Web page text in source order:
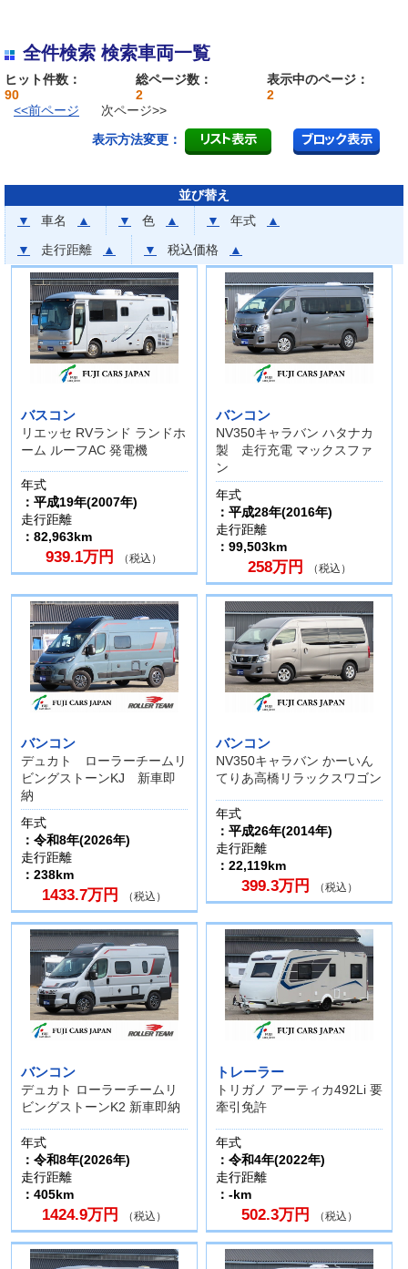
全件検索 検索車両一覧
ヒット件数：
90
総ページ数：
2
表示中のページ：
2
<<前ページ
次ページ>>
表示方法変更：
並び替え
▼
車名 ▲ ▼ 色 ▲ ▼ 年式
▲
▼
走行距離 ▲ ▼ 税込価格 ▲
バスコン
リエッセ RVランド ランドホ
ーム ルーフAC 発電機
年式
：平成19年(2007年)
走行距離
：82,963km
939.1万円 （税込）
バンコン
NV350キャラバン ハタナカ
製 走行充電 マックスファ
ン
年式
：平成28年(2016年)
走行距離
：99,503km
258万円 （税込）
バンコン
デュカト ローラーチームリ
ビングストーンKJ 新車即
納
年式
：令和8年(2026年)
走行距離
：238km
1433.7万円 （税込）
バンコン
NV350キャラバン かーいん
てりあ高橋リラックスワゴン
年式
：平成26年(2014年)
走行距離
：22,119km
399.3万円 （税込）
バンコン
デュカト ローラーチームリ
ビングストーンK2 新車即納
年式
：令和8年(2026年)
走行距離
：405km
1424.9万円 （税込）
トレーラー
トリガノ アーティカ492Li 要
牽引免許
年式
：令和4年(2022年)
走行距離
：-km
502.3万円 （税込）